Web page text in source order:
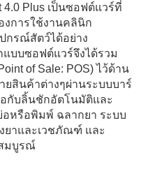
4.0 Plus เป็นซอฟต์แวร์ที่
การใช้งานคลินิก
กรณ์สัตว์ได้อย่าง
บบซอฟต์แวร์จึงได้รวม
of Sale: POS) ไว้ด้าน
ยสินค้าต่างๆผ่านระบบบาร์
กับลิ้นชักอัตโนมัติและ
อหรือพิมพ์ ฉลากยา ระบบ
ยาและเวชภัณฑ์ และ
มบูรณ์